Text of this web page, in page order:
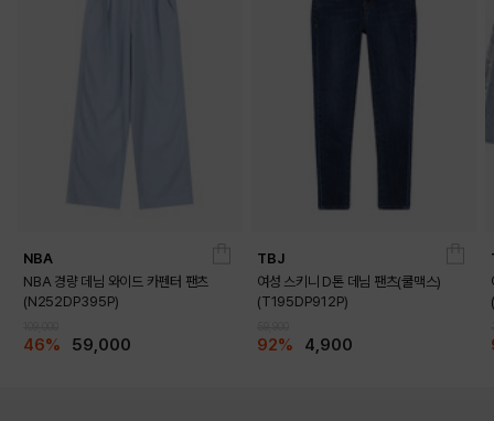
NBA
NBA 경량 데님 와이드 카펜터 팬츠
(N252DP395P)
46% 59,000
TBJ
여성 스키니 D톤 데님 팬츠(쿨맥스)
(T195DP912P)
92% 4,900